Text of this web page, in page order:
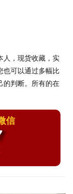
人，现货收藏，实
也可以通过多幅比
的判断。所有的在
信